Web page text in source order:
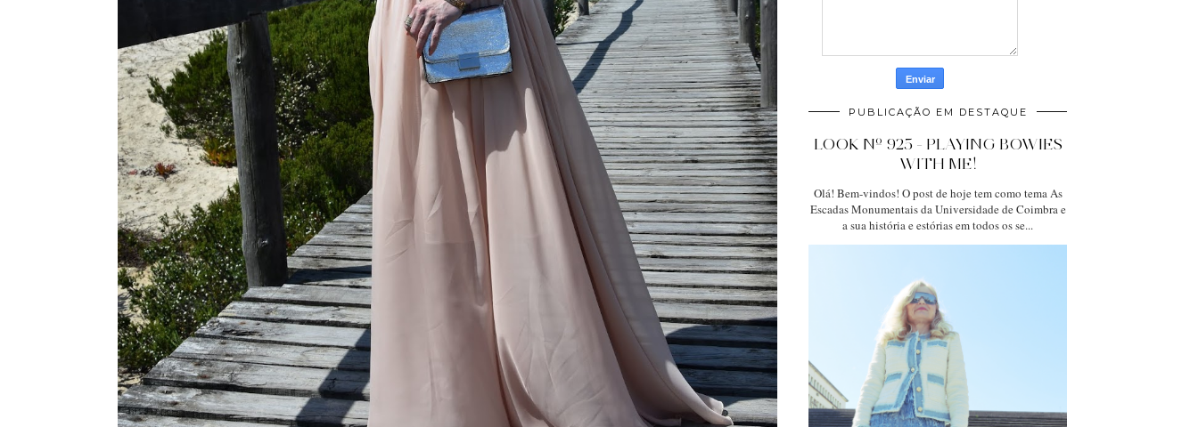
PUBLICAÇÃO EM DESTAQUE
LOOK Nº 925 - PLAYING BOWIES
WITH ME!
Olá! Bem-vindos! O post de hoje tem como tema As
Escadas Monumentais da Universidade de Coimbra e
a sua história e estórias em todos os se...